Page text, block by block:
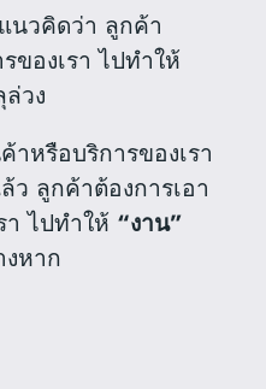
แนวคิดว่า ลูกค้า
ของเรา ไปทำให้
ล่วง
หรือบริการของเรา
ว ลูกค้าต้องการเอา
า ไปทำให้ “งาน”
งหาก